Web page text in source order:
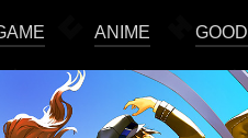
ANIME